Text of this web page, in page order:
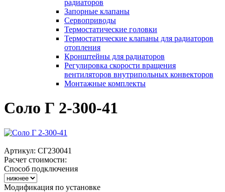
радиаторов
Запорные клапаны
Сервоприводы
Термостатические головки
Термостатические клапаны для радиаторов
отопления
Кронштейны для радиаторов
Регулировка скорости вращения
вентиляторов внутрипольных конвекторов
Монтажные комплекты
Соло Г 2-300-41
Артикул: СГ230041
Расчет стоимости:
Способ подключения
Модификация по установке